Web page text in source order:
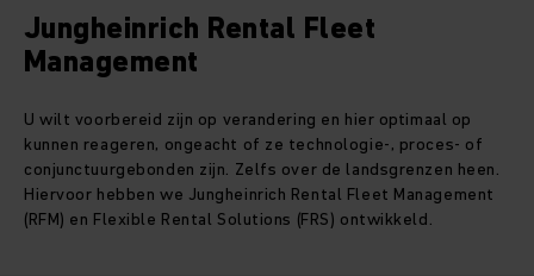
Jungheinrich Rental Fleet
Management
U wilt voorbereid zijn op verandering en hier optimaal op
kunnen reageren, ongeacht of ze technologie-, proces- of
conjunctuurgebonden zijn. Zelfs over de landsgrenzen heen.
Hiervoor hebben we Jungheinrich Rental Fleet Management
(RFM) en Flexible Rental Solutions (FRS) ontwikkeld.